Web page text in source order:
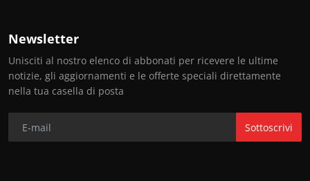
Newsletter
Unisciti al nostro elenco di abbonati per ricevere le ultime
notizie, gli aggiornamenti e le offerte speciali direttamente
nella tua casella di posta
Sottoscrivi